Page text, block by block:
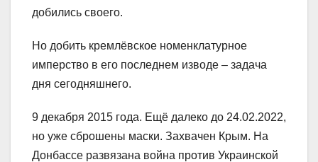
добились своего.
Но добить кремлёвское номенклатурное
имперство в его последнем изводе – задача
дня сегодняшнего.
9 декабря 2015 года. Ещё далеко до 24.02.2022,
но уже сброшены маски. Захвачен Крым. На
Донбассе развязана война против Украинской